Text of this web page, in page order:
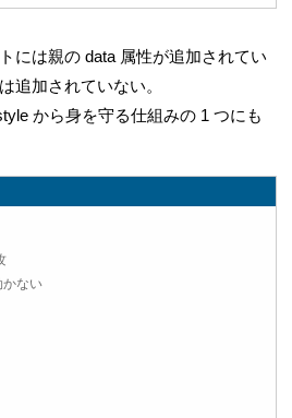
には親の data 属性が追加されてい
追加されていない。
から身を守る仕組みの 1 つにも
ない